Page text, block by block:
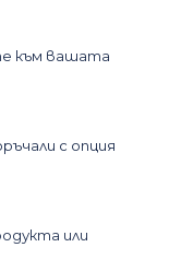
към вашата
с опция
или